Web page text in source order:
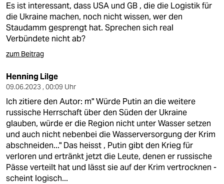
Es ist interessant, dass USA und GB , die die Logistik für
die Ukraine machen, noch nicht wissen, wer den
Staudamm gesprengt hat. Sprechen sich real
Verbündete nicht ab?
zum Beitrag
Henning Lilge
09.06.2023 , 00:09 Uhr
Ich zitiere den Autor: m" Würde Putin an die weitere
russische Herrschaft über den Süden der Ukraine
glauben, würde er die Region nicht unter Wasser setzen
und auch nicht nebenbei die Wasserversorgung der Krim
abschneiden..." Das heisst , Putin gibt den Krieg für
verloren und ertränkt jetzt die Leute, denen er russische
Pässe verteilt hat und lässt sie auf der Krim vertrocknen -
scheint logisch...